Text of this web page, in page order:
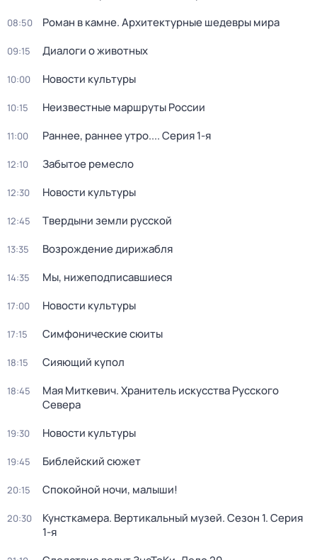
08:50 Роман в камне. Архитектурные шедевры мира
09:15 Диалоги о животных
10:00 Новости культуры
10:15 Неизвестные маршруты России
11:00 Раннее, раннее утро.... Серия 1-я
12:10 Забытое ремесло
12:30 Новости культуры
12:45 Твердыни земли русской
13:35 Возрождение дирижабля
14:35 Мы, нижеподписавшиеся
17:00 Новости культуры
17:15 Симфонические сюиты
18:15 Сияющий купол
18:45
Мая Миткевич. Хранитель искусства Русского
Севера
19:30 Новости культуры
19:45 Библейский сюжет
20:15 Спокойной ночи, малыши!
20:30 Кунсткамера. Вертикальный музей. Сезон 1. Серия
1-я